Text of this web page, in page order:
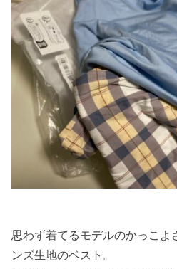
思わず着てるモデルのかっこよ
ンズ生地のベスト。